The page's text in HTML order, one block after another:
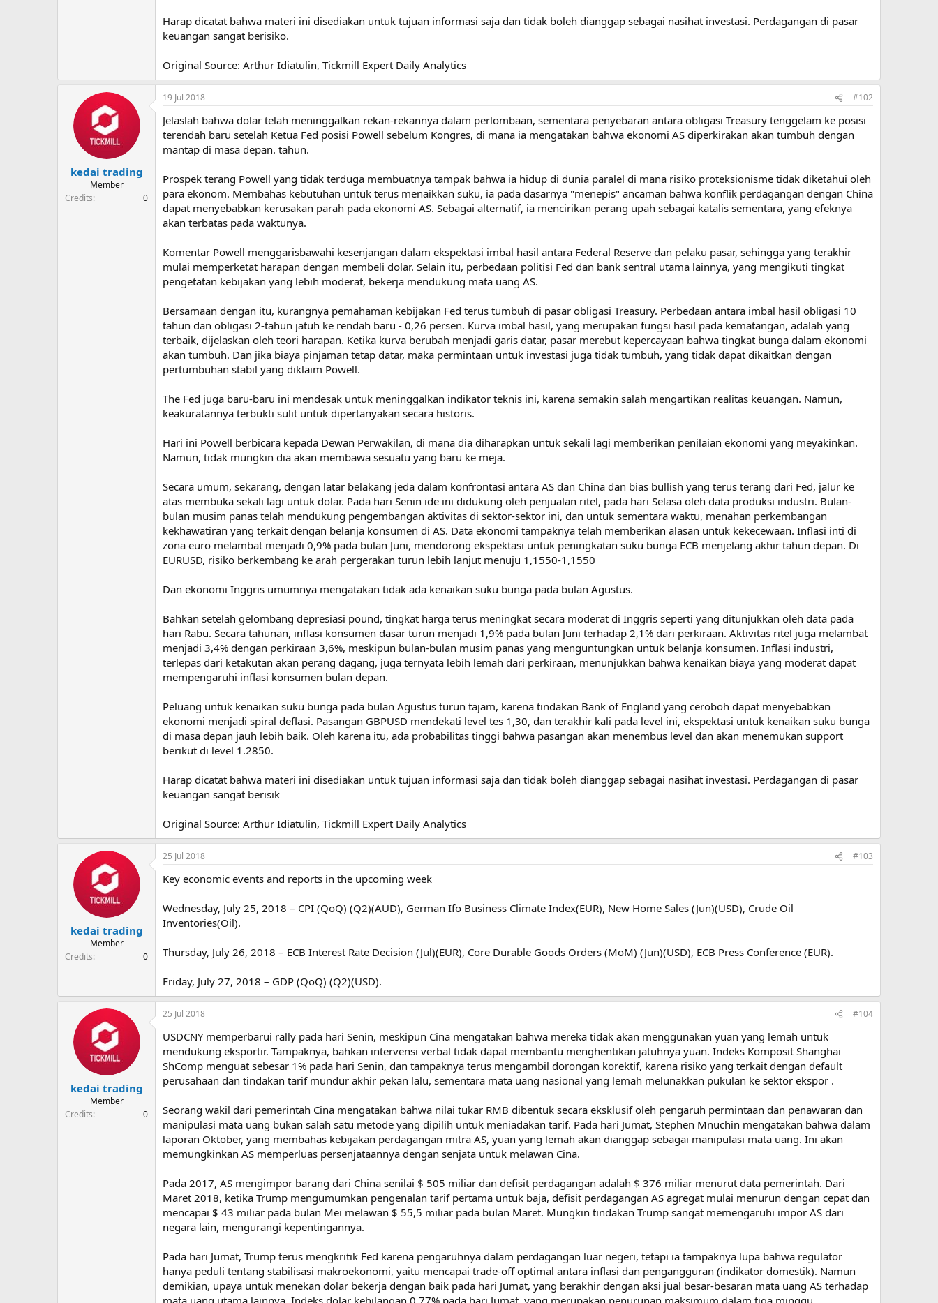
Harap dicatat bahwa materi ini disediakan untuk tujuan informasi saja dan tidak boleh dianggap sebagai nasihat investasi. Perdagangan di pasar
keuangan sangat berisiko.
Original Source: Arthur Idiatulin, Tickmill Expert Daily Analytics
kedai trading
Member
Credits
0
19 Jul 2018 #102
Jelaslah bahwa dolar telah meninggalkan rekan-rekannya dalam perlombaan, sementara penyebaran antara obligasi Treasury tenggelam ke posisi
terendah baru setelah Ketua Fed posisi Powell sebelum Kongres, di mana ia mengatakan bahwa ekonomi AS diperkirakan akan tumbuh dengan
mantap di masa depan. tahun.
Prospek terang Powell yang tidak terduga membuatnya tampak bahwa ia hidup di dunia paralel di mana risiko proteksionisme tidak diketahui oleh
para ekonom. Membahas kebutuhan untuk terus menaikkan suku, ia pada dasarnya "menepis" ancaman bahwa konflik perdagangan dengan China
dapat menyebabkan kerusakan parah pada ekonomi AS. Sebagai alternatif, ia mencirikan perang upah sebagai katalis sementara, yang efeknya
akan terbatas pada waktunya.
Komentar Powell menggarisbawahi kesenjangan dalam ekspektasi imbal hasil antara Federal Reserve dan pelaku pasar, sehingga yang terakhir
mulai memperketat harapan dengan membeli dolar. Selain itu, perbedaan politisi Fed dan bank sentral utama lainnya, yang mengikuti tingkat
pengetatan kebijakan yang lebih moderat, bekerja mendukung mata uang AS.
Bersamaan dengan itu, kurangnya pemahaman kebijakan Fed terus tumbuh di pasar obligasi Treasury. Perbedaan antara imbal hasil obligasi 10
tahun dan obligasi 2-tahun jatuh ke rendah baru - 0,26 persen. Kurva imbal hasil, yang merupakan fungsi hasil pada kematangan, adalah yang
terbaik, dijelaskan oleh teori harapan. Ketika kurva berubah menjadi garis datar, pasar merebut kepercayaan bahwa tingkat bunga dalam ekonomi
akan tumbuh. Dan jika biaya pinjaman tetap datar, maka permintaan untuk investasi juga tidak tumbuh, yang tidak dapat dikaitkan dengan
pertumbuhan stabil yang diklaim Powell.
The Fed juga baru-baru ini mendesak untuk meninggalkan indikator teknis ini, karena semakin salah mengartikan realitas keuangan. Namun,
keakuratannya terbukti sulit untuk dipertanyakan secara historis.
Hari ini Powell berbicara kepada Dewan Perwakilan, di mana dia diharapkan untuk sekali lagi memberikan penilaian ekonomi yang meyakinkan.
Namun, tidak mungkin dia akan membawa sesuatu yang baru ke meja.
Secara umum, sekarang, dengan latar belakang jeda dalam konfrontasi antara AS dan China dan bias bullish yang terus terang dari Fed, jalur ke
atas membuka sekali lagi untuk dolar. Pada hari Senin ide ini didukung oleh penjualan ritel, pada hari Selasa oleh data produksi industri. Bulan-
bulan musim panas telah mendukung pengembangan aktivitas di sektor-sektor ini, dan untuk sementara waktu, menahan perkembangan
kekhawatiran yang terkait dengan belanja konsumen di AS. Data ekonomi tampaknya telah memberikan alasan untuk kekecewaan. Inflasi inti di
zona euro melambat menjadi 0,9% pada bulan Juni, mendorong ekspektasi untuk peningkatan suku bunga ECB menjelang akhir tahun depan. Di
EURUSD, risiko berkembang ke arah pergerakan turun lebih lanjut menuju 1,1550-1,1550
Dan ekonomi Inggris umumnya mengatakan tidak ada kenaikan suku bunga pada bulan Agustus.
Bahkan setelah gelombang depresiasi pound, tingkat harga terus meningkat secara moderat di Inggris seperti yang ditunjukkan oleh data pada
hari Rabu. Secara tahunan, inflasi konsumen dasar turun menjadi 1,9% pada bulan Juni terhadap 2,1% dari perkiraan. Aktivitas ritel juga melambat
menjadi 3,4% dengan perkiraan 3,6%, meskipun bulan-bulan musim panas yang menguntungkan untuk belanja konsumen. Inflasi industri,
terlepas dari ketakutan akan perang dagang, juga ternyata lebih lemah dari perkiraan, menunjukkan bahwa kenaikan biaya yang moderat dapat
mempengaruhi inflasi konsumen bulan depan.
Peluang untuk kenaikan suku bunga pada bulan Agustus turun tajam, karena tindakan Bank of England yang ceroboh dapat menyebabkan
ekonomi menjadi spiral deflasi. Pasangan GBPUSD mendekati level tes 1,30, dan terakhir kali pada level ini, ekspektasi untuk kenaikan suku bunga
di masa depan jauh lebih baik. Oleh karena itu, ada probabilitas tinggi bahwa pasangan akan menembus level dan akan menemukan support
berikut di level 1.2850.
Harap dicatat bahwa materi ini disediakan untuk tujuan informasi saja dan tidak boleh dianggap sebagai nasihat investasi. Perdagangan di pasar
keuangan sangat berisik
Original Source: Arthur Idiatulin, Tickmill Expert Daily Analytics
kedai trading
Member
Credits
0
25 Jul 2018 #103
Key economic events and reports in the upcoming week
Wednesday, July 25, 2018 – CPI (QoQ) (Q2)(AUD), German Ifo Business Climate Index(EUR), New Home Sales (Jun)(USD), Crude Oil
Inventories(Oil).
Thursday, July 26, 2018 – ECB Interest Rate Decision (Jul)(EUR), Core Durable Goods Orders (MoM) (Jun)(USD), ECB Press Conference (EUR).
Friday, July 27, 2018 – GDP (QoQ) (Q2)(USD).
kedai trading
Member
Credits
0
25 Jul 2018 #104
USDCNY memperbarui rally pada hari Senin, meskipun Cina mengatakan bahwa mereka tidak akan menggunakan yuan yang lemah untuk
mendukung eksportir. Tampaknya, bahkan intervensi verbal tidak dapat membantu menghentikan jatuhnya yuan. Indeks Komposit Shanghai
ShComp menguat sebesar 1% pada hari Senin, dan tampaknya terus mengambil dorongan korektif, karena risiko yang terkait dengan default
perusahaan dan tindakan tarif mundur akhir pekan lalu, sementara mata uang nasional yang lemah melunakkan pukulan ke sektor ekspor .
Seorang wakil dari pemerintah Cina mengatakan bahwa nilai tukar RMB dibentuk secara eksklusif oleh pengaruh permintaan dan penawaran dan
manipulasi mata uang bukan salah satu metode yang dipilih untuk meniadakan tarif. Pada hari Jumat, Stephen Mnuchin mengatakan bahwa dalam
laporan Oktober, yang membahas kebijakan perdagangan mitra AS, yuan yang lemah akan dianggap sebagai manipulasi mata uang. Ini akan
memungkinkan AS memperluas persenjataannya dengan senjata untuk melawan Cina.
Pada 2017, AS mengimpor barang dari China senilai $ 505 miliar dan defisit perdagangan adalah $ 376 miliar menurut data pemerintah. Dari
Maret 2018, ketika Trump mengumumkan pengenalan tarif pertama untuk baja, defisit perdagangan AS agregat mulai menurun dengan cepat dan
mencapai $ 43 miliar pada bulan Mei melawan $ 55,5 miliar pada bulan Maret. Mungkin tindakan Trump sangat memengaruhi impor AS dari
negara lain, mengurangi kepentingannya.
Pada hari Jumat, Trump terus mengkritik Fed karena pengaruhnya dalam perdagangan luar negeri, tetapi ia tampaknya lupa bahwa regulator
hanya peduli tentang stabilisasi makroekonomi, yaitu mencapai trade-off optimal antara inflasi dan pengangguran (indikator domestik). Namun
demikian, upaya untuk menekan dolar bekerja dengan baik pada hari Jumat, yang berakhir dengan aksi jual besar-besaran mata uang AS terhadap